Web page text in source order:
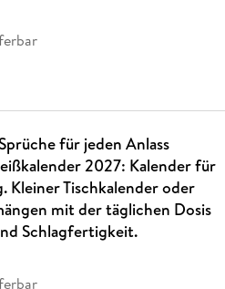
für jeden Anlass
2027: Kalender für
Kleiner Tischkalender oder
mit der täglichen Dosis
Schlagfertigkeit.